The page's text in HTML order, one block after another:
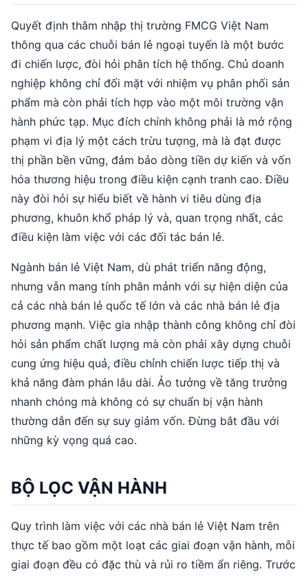
Quyết định thâm nhập thị trường FMCG Việt Nam
thông qua các chuỗi bán lẻ ngoại tuyến là một bước
đi chiến lược, đòi hỏi phân tích hệ thống. Chủ doanh
nghiệp không chỉ đối mặt với nhiệm vụ phân phối sản
phẩm mà còn phải tích hợp vào một môi trường vận
hành phức tạp. Mục đích chính không phải là mở rộng
phạm vi địa lý một cách trừu tượng, mà là đạt được
thị phần bền vững, đảm bảo dòng tiền dự kiến và vốn
hóa thương hiệu trong điều kiện cạnh tranh cao. Điều
này đòi hỏi sự hiểu biết về hành vi tiêu dùng địa
phương, khuôn khổ pháp lý và, quan trọng nhất, các
điều kiện làm việc với các đối tác bán lẻ.
Ngành bán lẻ Việt Nam, dù phát triển năng động,
nhưng vẫn mang tính phân mảnh với sự hiện diện của
cả các nhà bán lẻ quốc tế lớn và các nhà bán lẻ địa
phương mạnh. Việc gia nhập thành công không chỉ đòi
hỏi sản phẩm chất lượng mà còn phải xây dựng chuỗi
cung ứng hiệu quả, điều chỉnh chiến lược tiếp thị và
khả năng đàm phán lâu dài. Ảo tưởng về tăng trưởng
nhanh chóng mà không có sự chuẩn bị vận hành
thường dẫn đến sự suy giảm vốn. Đừng bắt đầu với
những kỳ vọng quá cao.
BỘ LỌC VẬN HÀNH
Quy trình làm việc với các nhà bán lẻ Việt Nam trên
thực tế bao gồm một loạt các giai đoạn vận hành, mỗi
giai đoạn đều có đặc thù và rủi ro tiềm ẩn riêng. Trước